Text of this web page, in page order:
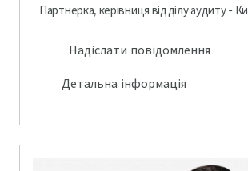
Партнерка, керівниця відділу аудиту -
Надіслати повідомлення
Детальна інформація